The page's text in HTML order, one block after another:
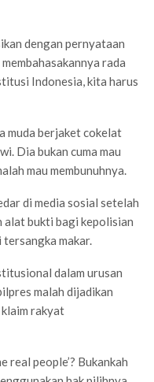
dengan pernyataan
rada
Indonesia, kita harus
muda berjaket cokelat
Dia bukan cuma mau
mau membunuhnya.
di media sosial setelah
alat bukti bagi kepolisian
makar.
dalam urusan
malah dijadikan
rakyat
real people’? Bukankah